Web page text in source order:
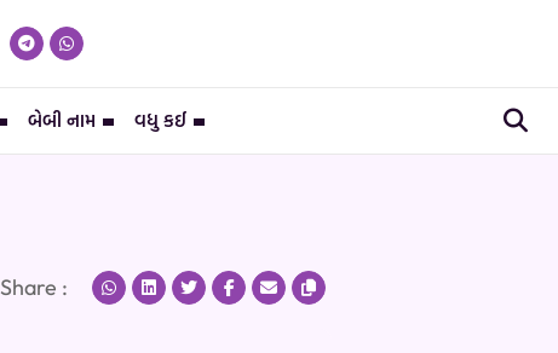
બેબી નામ વધુ કઈ
Share :